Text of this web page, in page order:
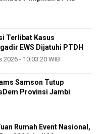
Terlibat Kasus
EWS Dijatuhi PTDH
- 10:03:20 WIB
Samson Tutup
Provinsi Jambi
Rumah Event Nasional,